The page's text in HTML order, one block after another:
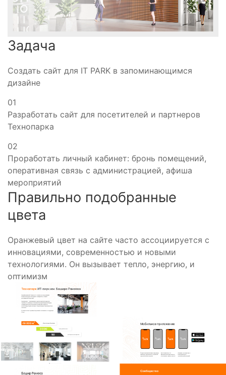
Задача
Создать сайт для IT PARK в запоминающимся
дизайне
01
Разработать сайт для посетителей и партнеров
Технопарка
02
Проработать личный кабинет: бронь помещений,
оперативная связь с администрацией, афиша
мероприятий
Правильно подобранные
цвета
Оранжевый цвет на сайте часто ассоциируется с
инновациями, современностью и новыми
технологиями. Он вызывает тепло, энергию, и
оптимизм